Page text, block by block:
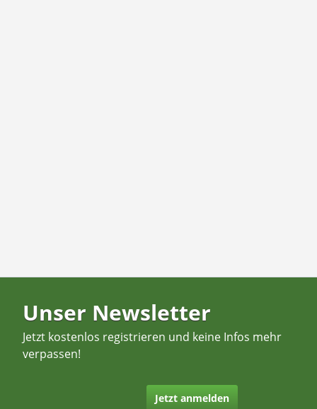
Unser Newsletter
Jetzt kostenlos registrieren und keine Infos mehr
verpassen!
Jetzt anmelden